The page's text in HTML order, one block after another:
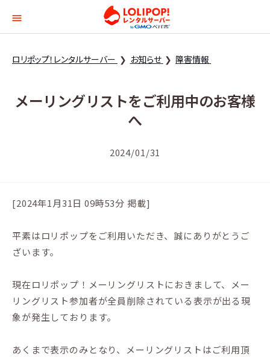
ロリポップ！レンタル
ロリポップ！レンタルサーバー お知らせ 障害情報
メーリングリストをご利用中のお客様
へ
2024/01/31
[2024年1月31日 09時53分 掲載]
平素はロリポップをご利用いただき、誠にありがとうご
ざいます。
現在ロリポップ！メーリングリストにおきまして、メー
リングリスト参加者が全員削除されている表示が出る現
象が発生しております。
あくまで表示のみとなり、メーリングリストはご利用頂